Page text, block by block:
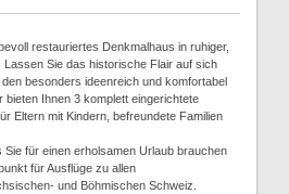
restauriertes Denkmalhaus in ruhiger,
Sie das historische Flair auf sich
besonders ideenreich und komfortabel
bieten Ihnen 3 komplett eingerichtete
Eltern mit Kindern, befreundete Familien
für einen erholsamen Urlaub brauchen
für Ausflüge zu allen
und Böhmischen Schweiz.